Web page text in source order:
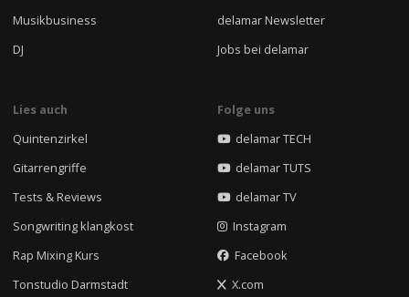
Musikbusiness
DJ
delamar Newsletter
Jobs bei delamar
Lies auch
Quintenzirkel
Gitarrengriffe
Tests & Reviews
Songwriting klangkost
Rap Mixing Kurs
Tonstudio Darmstadt
Folge uns
delamar TECH
delamar TUTS
delamar TV
Instagram
Facebook
X.com